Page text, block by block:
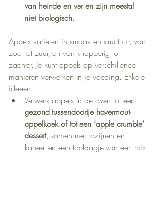
van heinde en ver en zijn meestal
niet biologisch.
Appels variëren in smaak en structuur; van
zoet tot zuur, en van knapperig tot
zachter. Je kunt appels op verschillende
manieren verwerken in je voeding. Enkele
ideeën:
Verwerk appels in de oven tot een
gezond tussendoortje havermout-
appelkoek of tot een ‘apple crumble’
dessert, samen met rozijnen en
kaneel en een toplaagje van een mix